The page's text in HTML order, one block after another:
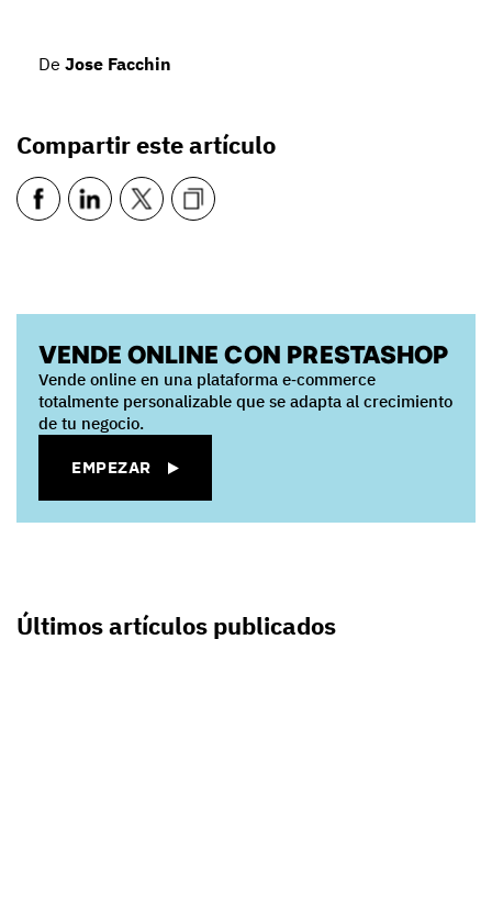
De Jose Facchin
Compartir este artículo
VENDE ONLINE CON PRESTASHOP
Vende online en una plataforma e‑commerce
totalmente personalizable que se adapta al crecimiento
de tu negocio.
EMPEZAR
Últimos artículos publicados